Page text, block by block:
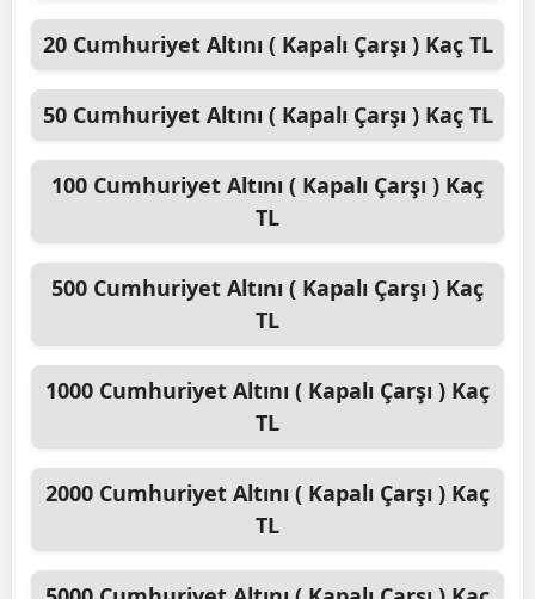
20 Cumhuriyet Altını ( Kapalı Çarşı )Kaç TL
50 Cumhuriyet Altını ( Kapalı Çarşı )Kaç TL
100 Cumhuriyet Altını ( Kapalı Çarşı ) Kaç
TL
500 Cumhuriyet Altını ( Kapalı Çarşı ) Kaç
TL
1000 Cumhuriyet Altını ( Kapalı Çarşı ) Kaç
TL
2000 Cumhuriyet Altını ( Kapalı Çarşı ) Kaç
TL